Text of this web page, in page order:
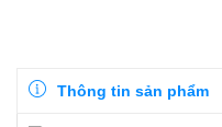
Thông tin sản phẩm